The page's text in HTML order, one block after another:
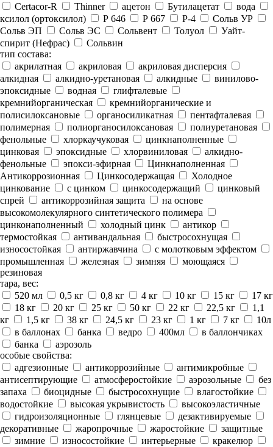
Certacor-R
Thinner ацетон Бутилацетат
вода
ксилол (ортоксилол)
Р 646 Р 667 Р-4
Сольв УР
Сольв ЭП
Сольв ЭС Сольвент Толуол
Уайт-
спирит (Нефрас)
Сольвин
тип состава:
акрилатная
акриловая
акриловая дисперсия
алкидная
алкидно-уретановая алкидные
винилово-
эпоксидные
водная
глифталевые
кремнийорганическая
кремнийорганические и
полисилоксановые
органосиликатная
пентафталевая
полимерная
полиорганосилоксановая
полиуретановая
фенольные
хлоркаучуковая
цинкнаполненные
цинковая
эпоксидные хлорвиниловая
алкидно-
фенольные
эпокси-эфирная
Цинкнаполненная
Антикоррозионная
Цинкосодержащая
Холодное
цинкование
с цинком цинкосодержащий
цинковый
спрей
антикоррозийная защита
на основе
высокомолекулярного синтетического полимера
цинконаполненный
холодный цинк
антикор
термостойкая
антивандальная
быстросохнущая
износостойкая
антиржавчина
с молотковым эффектом
промышленная
железная зимняя
моющаяся
резиновая
тара, вес:
520 мл
0,5 кг 0,8 кг 4 кг 10 кг 15 кг
17 кг
18 кг
20 кг 25 кг 50 кг 22 кг 22,5 кг
1,1
кг
1,5 кг 38 кг 24,5 кг 23 кг 1 кг 7 кг
10л
в баллонах
банка ведро 400мл
в баллончиках
банка
аэрозоль
особые свойства:
адгезионные
антикоррозийные
антимикробные
антисептирующие
атмосферостойкие аэрозольные
без
запаха
биоцидные быстросохнущие
влагостойкие
водостойкие
высокая укрывистость
высокоэластичные
гидроизоляционные
глянцевые
дезактивируемые
декоративные
жаропрочные жаростойкие
защитные
зимние
износостойкие интерьерные
кракелюр